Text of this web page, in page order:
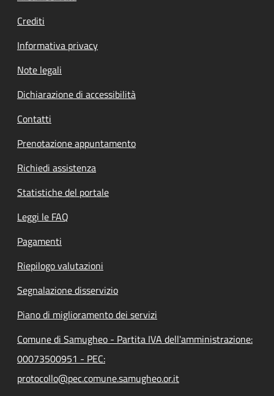
Crediti
Informativa privacy
Note legali
Dichiarazione di accessibilità
Contatti
Prenotazione appuntamento
Richiedi assistenza
Statistiche del portale
Leggi le FAQ
Pagamenti
Riepilogo valutazioni
Segnalazione disservizio
Piano di miglioramento dei servizi
Comune di Samugheo - Partita IVA dell'amministrazione:
00073500951 - PEC:
protocollo@pec.comune.samugheo.or.it